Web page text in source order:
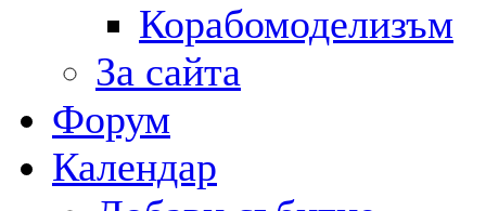
Корабомоделизъм
За сайта
Форум
Календар